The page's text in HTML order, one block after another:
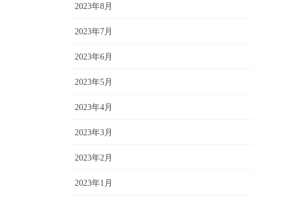
2023年8月
2023年7月
2023年6月
2023年5月
2023年4月
2023年3月
2023年2月
2023年1月